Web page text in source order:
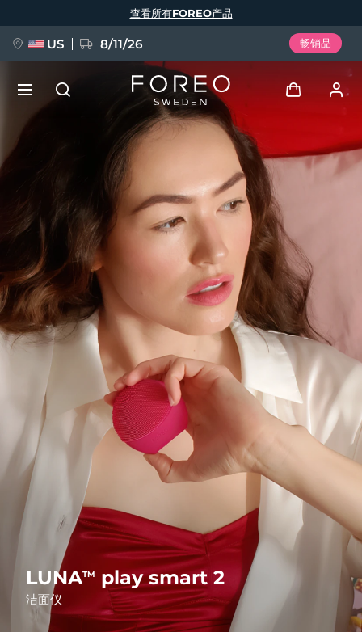
LUNATM play smart 2
洁面仪
查看所有FOREO产品
US 8/11/26 畅销品
登录
我的设备
我的订单
我的地址
我的订阅
FAQ™ Pure Beauty-Tech Elixir
BREAKING NEWS
issa™ Teeth Whitening Set
FAQ™ Dual LED Panel
热门产品
特别优惠 畅销产品
语言
English Deutsch
Español
Français
Português
Polski
Svenska
Русский
Türkçe
简体中文 繁體中文
发货国家
美国 预计送达日期 8/11/26
英国 预计送达日期 8/10/26
西班牙 预计送达日期 8/10/26
澳大利亚 预计送达日期 8/13/26
预计送达日期
德国 预计送达日期